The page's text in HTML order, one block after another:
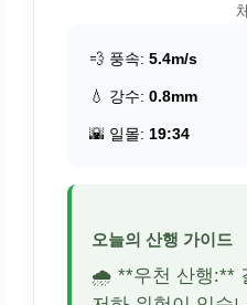
💨 풍속: 5.4m/s
💧 강수: 0.8mm
🌇 일몰: 19:34
오늘의 산행 가이드
🌧️ **우천 산행:**